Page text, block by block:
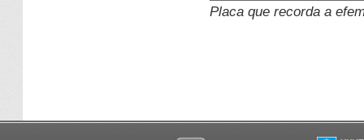
Placa que recorda a